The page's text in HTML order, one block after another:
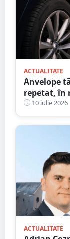
ACTUALITATE
Anvelope
repetat, în
10 iulie 2026
ACTUALITATE